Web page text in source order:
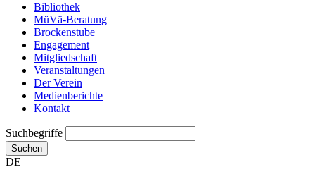
Bibliothek
MüVä-Beratung
Brockenstube
Engagement
Mitgliedschaft
Veranstaltungen
Der Verein
Medienberichte
Kontakt
Suchbegriffe
Suchen
DE